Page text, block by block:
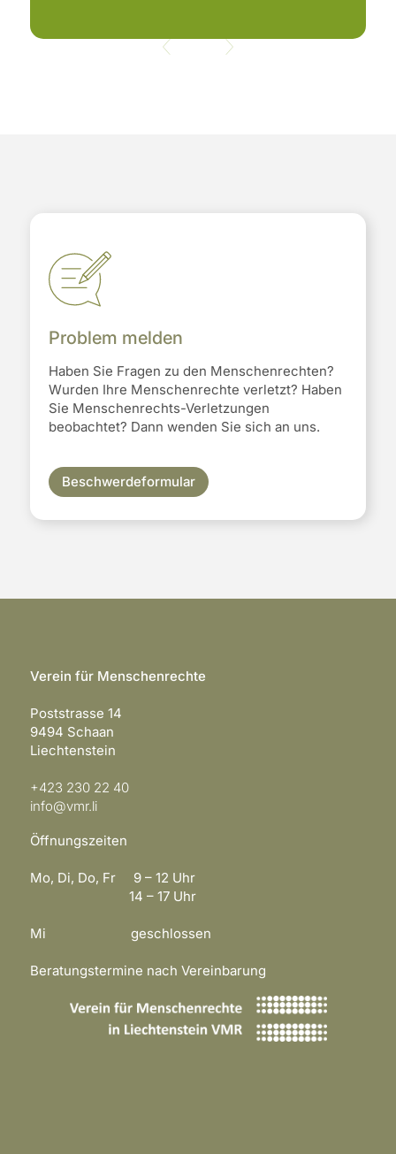
Problem melden
Haben Sie Fragen zu den Menschenrechten?
Wurden Ihre Menschenrechte verletzt? Haben
Sie Menschenrechts-Verletzungen
beobachtet? Dann wenden Sie sich an uns.
Beschwerdeformular
Verein für Menschenrechte
Poststrasse 14
9494 Schaan
Liechtenstein
+423 230 22 40
info@vmr.li
Öffnungszeiten
Mo, Di, Do, Fr 9 – 12 Uhr
14 – 17 Uhr
Mi geschlossen
Beratungstermine nach Vereinbarung